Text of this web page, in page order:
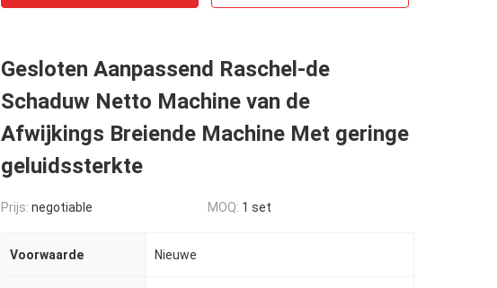
Gesloten Aanpassend Raschel-de
Schaduw Netto Machine van de
Afwijkings Breiende Machine Met geringe
geluidssterkte
Prijs: negotiable MOQ: 1 set
Voorwaarde Nieuwe